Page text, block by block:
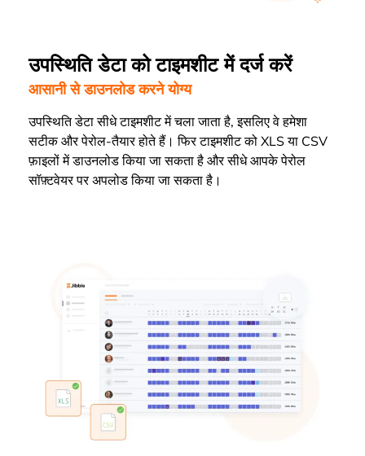
उपस्थिति डेटा को टाइमशीट में दर्ज करें
आसानी से डाउनलोड करने योग्य
उपस्थिति डेटा सीधे टाइमशीट में चला जाता है, इसलिए वे हमेशा
सटीक और पेरोल-तैयार होते हैं। फिर टाइमशीट को XLS या CSV
फ़ाइलों में डाउनलोड किया जा सकता है और सीधे आपके पेरोल
सॉफ़्टवेयर पर अपलोड किया जा सकता है।